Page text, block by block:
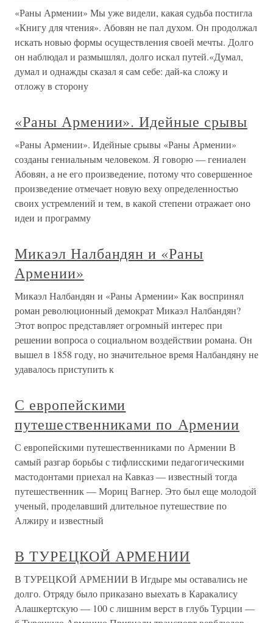
«Раны Армении» Мы уже видели, какая судьба постигла
«Книгу для чтения». Абовян не пал духом. Он продолжал
искать новью формы осуществления своей мечты. Долго
он наблюдал и размышлял, долго искал путей.«Думал,
думал и однажды сказал я сам себе: дай-ка сложу и
отложу в сторону
«Раны Армении». Идейные срывы
«Раны Армении». Идейные срывы «Раны Армении»
созданы гениальным человеком. Я говорю — гениален
Абовян, а не его произведение, потому что совершенное
произведение отмечает новую веху определенностью
своих устремлений и тем, в какой степени отражает оно
идеи и программу
Микаэл Налбандян и «Раны
Армении»
Микаэл Налбандян и «Раны Армении» Как воспринял
роман революционный демократ Микаэл Налбандян?
Этот вопрос представляет огромный интерес при
решении вопроса о социальном воздействии романа. Он
вышел в 1858 году, но значительное время Налбандяну не
удавалось приступить к
С европейскими
путешественниками по Армении
С европейскими путешественниками по Армении В
самый разгар борьбы с тифлисскими педагогическими
мастодонтами приехал на Кавказ — известный тогда
путешественник — Мориц Вагнер. Это был еще молодой
ученый, проделавший длительное путешествие по
Алжиру и известный
В ТУРЕЦКОЙ АРМЕНИИ
В ТУРЕЦКОЙ АРМЕНИИ В Игдыре мы оставались не
долго. Отряду было приказано выехать в Каракалису
Алашкертскую — 100 с лишним верст в глубь Турции —